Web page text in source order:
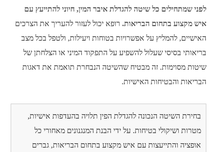
לפני שמתחילים כל שיטה להגדלת איבר המין, חיוני להתייעץ עם
איש מקצוע בתחום הבריאות. רופא יכול לעזור להעריך את הצרכים
האישיים, להמליץ ​​על אפשרויות בטוחות ויעילות, ולטפל בכל מצב
בריאותי בסיסי שעלול להשפיע על התפקוד המיני או הצלחתן של
שיטות מסוימות. זה מבטיח שהשיטה הנבחרת תואמת את דאגות
הבריאות והבטיחות האישיות.
בחירת השיטה הנכונה להגדלת הפין תלויה בהעדפות אישיות,
מטרות ושיקולי בטיחות. על ידי הבנת המנגנונים מאחורי כל
אופציה והתייעצות עם איש מקצוע בתחום הבריאות, גברים